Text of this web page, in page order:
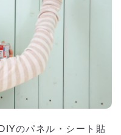
のパネル・シート貼